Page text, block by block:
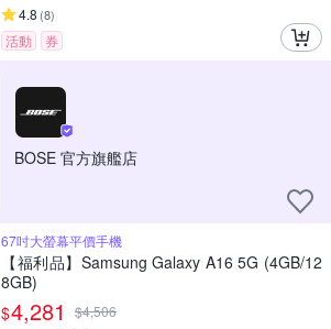
4.8 (8)
活動 券
BOSE 官方旗艦店
67吋大螢幕平價手機
【福利品】Samsung Galaxy A16 5G (4GB/12
8GB)
$4,281 $4,506